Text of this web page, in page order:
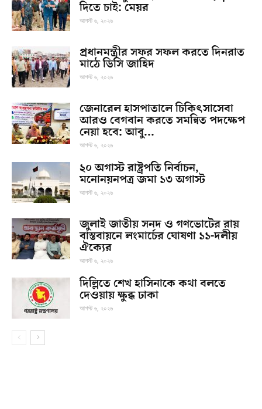
দিতে চাই: মেয়র
আগস্ট ৬, ২০২৬
প্রধানমন্ত্রীর সফর সফল করতে দিনরাত
মাঠে ডিসি জাহিদ
আগস্ট ৬, ২০২৬
জেনারেল হাসপাতালে চিকিৎসাসেবা
আরও বেগবান করতে সমন্বিত পদক্ষেপ
নেয়া হবে: আবু...
আগস্ট ৬, ২০২৬
২০ অগাস্ট রাষ্ট্রপতি নির্বাচন,
মনোনয়নপত্র জমা ১৩ অগাস্ট
আগস্ট ৬, ২০২৬
জুলাই জাতীয় সনদ ও গণভোটের রায়
বাস্তবায়নে লংমার্চের ঘোষণা ১১-দলীয়
ঐক্যের
আগস্ট ৬, ২০২৬
দিল্লিতে শেখ হাসিনাকে কথা বলতে
দেওয়ায় ক্ষুব্ধ ঢাকা
আগস্ট ৬, ২০২৬